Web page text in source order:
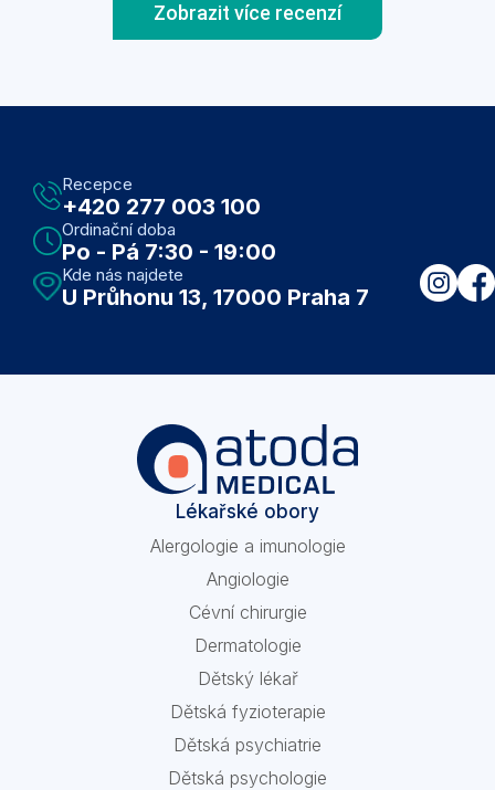
Zobrazit více recenzí
Recepce
+420 277 003 100
Ordinační doba
Po - Pá 7:30 - 19:00
Kde nás najdete
U Průhonu 13, 17000 Praha 7
Lékařské obory
Alergologie a imunologie
Angiologie
Cévní chirurgie
Dermatologie
Dětský lékař
Dětská fyzioterapie
Dětská psychiatrie
Dětská psychologie